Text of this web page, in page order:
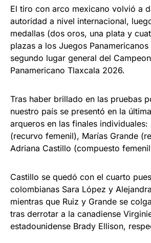
El tiro con arco mexicano volvió a
autoridad a nivel internacional,
medallas (dos oros, una plata y
plazas a los Juegos
segundo lugar general del
Panamericano Tlaxcala 2026.
Tras haber brillado en las pruebas
nuestro país se presentó en la
arqueros en las finales individuales:
(recurvo femenil), Marías Grande
Adriana Castillo (compuesto
Castillo se quedó con el cuarto
colombianas Sara López y
mientras que Ruiz y Grande se
tras derrotar a la canadiense
estadounidense Brady Ellison,